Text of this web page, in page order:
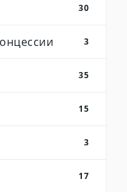
30
3
35
15
3
17